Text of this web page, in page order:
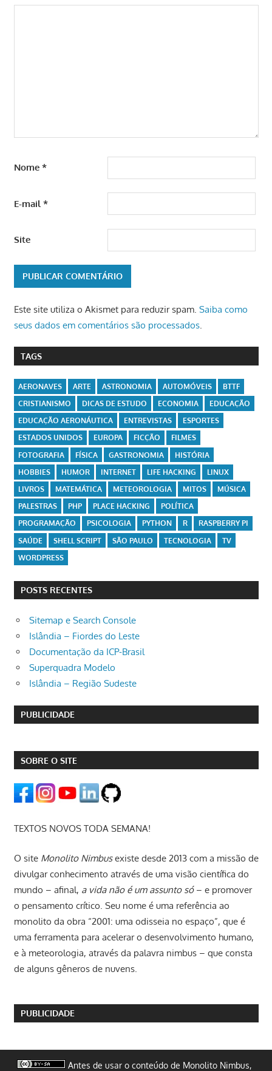
Nome *
E-mail*
Site
Este site utiliza o Akismet para reduzir spam. Saiba como
seus dados em comentários são processados.
TAGS
AERONAVES ARTE ASTRONOMIA AUTOMÓVEIS
BTTF
CRISTIANISMO
DICAS DE ESTUDO ECONOMIA
EDUCAÇÃO
EDUCAÇÃO AERONÁUTICA
ENTREVISTAS
ESPORTES
ESTADOS UNIDOS
EUROPA FICÇÃO
FILMES
FOTOGRAFIA
FÍSICA GASTRONOMIA
HISTÓRIA
HOBBIES
HUMOR INTERNET LIFE HACKING
LINUX
LIVROS
MATEMÁTICA METEOROLOGIA MITOS
MÚSICA
PALESTRAS
PHP PLACE HACKING
POLÍTICA
PROGRAMAÇÃO
PSICOLOGIA PYTHON R
RASPBERRY PI
SAÚDE
SHELL SCRIPT SÃO PAULO TECNOLOGIA
TV
WORDPRESS
POSTS RECENTES
Sitemap e Search Console
Islândia – Fiordes do Leste
Documentação da ICP-Brasil
Superquadra Modelo
Islândia – Região Sudeste
PUBLICIDADE
SOBRE O SITE
TEXTOS NOVOS TODA SEMANA!
O site Monolito Nimbusexiste desde 2013 com a missão de
divulgar conhecimento através de uma visão científica do
mundo – afinal, a vida não é um assunto só– e promover
o pensamento crítico. Seu nome é uma referência ao
monolito da obra “2001: uma odisseia no espaço”, que é
uma ferramenta para acelerar o desenvolvimento humano,
e à meteorologia, através da palavra nimbus – que consta
de alguns gêneros de nuvens.
PUBLICIDADE
Antes de usar o conteúdo de Monolito Nimbus,